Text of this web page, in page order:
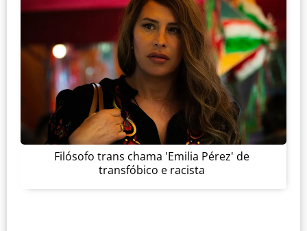
Filósofo trans chama 'Emilia Pérez' de
transfóbico e racista